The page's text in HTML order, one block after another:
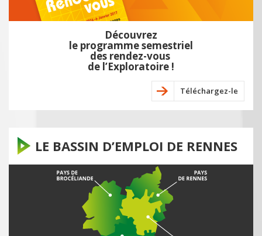
Découvrez
le programme semestriel
des rendez-vous
de l’Exploratoire !
Téléchargez-le
LE BASSIN D’EMPLOI DE RENNES